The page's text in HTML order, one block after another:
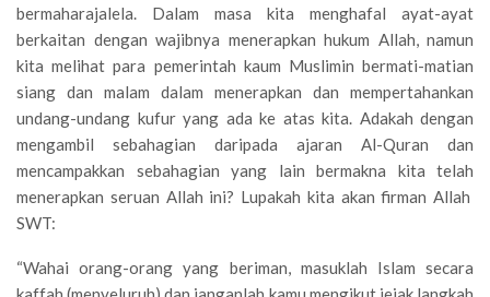
bermaharajalela. Dalam masa kita menghafal ayat-ayat
berkaitan dengan wajibnya menerapkan hukum Allah, namun
kita melihat para pemerintah kaum Muslimin bermati-matian
siang dan malam dalam menerapkan dan mempertahankan
undang-undang kufur yang ada ke atas kita. Adakah dengan
mengambil sebahagian daripada ajaran Al-Quran dan
mencampakkan sebahagian yang lain bermakna kita telah
menerapkan seruan Allah ini? Lupakah kita akan firman Allah
SWT:
“Wahai orang-orang yang beriman, masuklah Islam secara